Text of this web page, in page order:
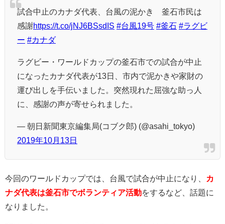
試合中止のカナダ代表、台風の泥かき 釜石市民は
感謝https://t.co/jNJ6BSsdIS #台風19号 #釜石 #ラグビ
ー #カナダ
ラグビー・ワールドカップの釜石市での試合が中止
になったカナダ代表が13日、市内で泥かきや家財の
運び出しを手伝いました。突然現れた屈強な助っ人
に、感謝の声が寄せられました。
— 朝日新聞東京編集局(コブク郎) (@asahi_tokyo)
2019年10月13日
今回のワールドカップでは、台風で試合が中止になり、
カ
ナダ代表は釜石市でボランティア活動をするなど、話題に
なりました。